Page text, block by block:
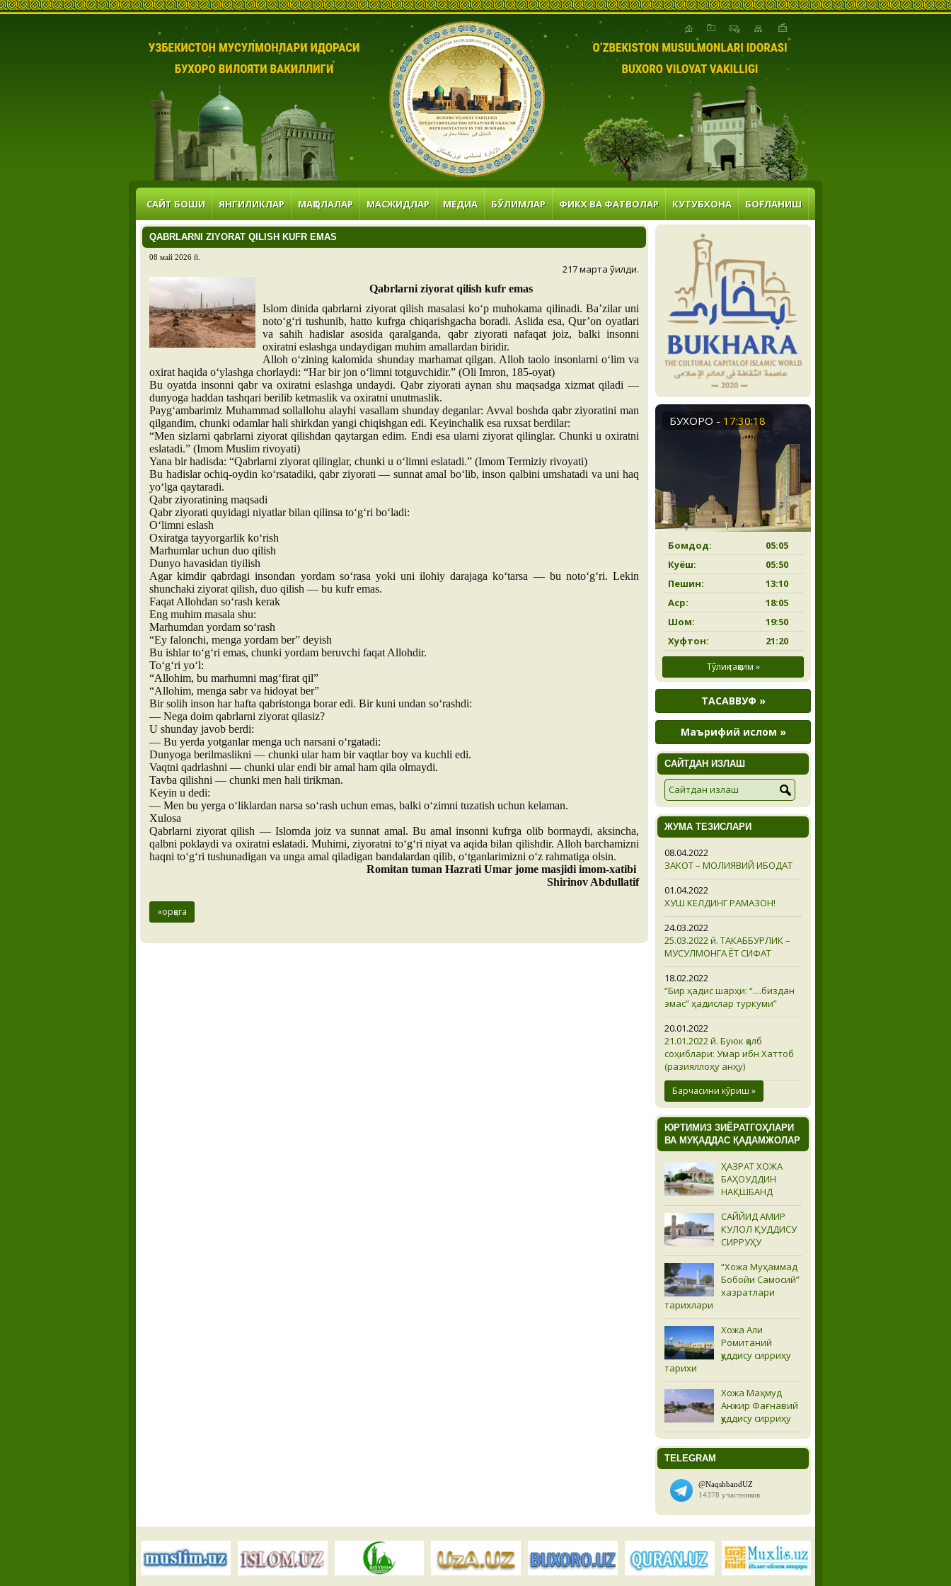
САЙТ БОШИ ЯНГИЛИКЛАР МАҚОЛАЛАР МАСЖИДЛАР МЕДИА БЎЛИМЛАР ФИКХ ВА ФАТВОЛАР КУТУБХОНА БОҒЛАНИШ
QABRLARNI ZIYORAT QILISH KUFR EMAS
08 май 2026 й.
217 марта ўқилди.
Qabrlarni ziyorat qilish kufr emas
Islom dinida qabrlarni ziyorat qilish masalasi ko‘p muhokama qilinadi. Ba’zilar uni
noto‘g‘ri tushunib, hatto kufrga chiqarishgacha boradi. Aslida esa, Qur’on oyatlari
va sahih hadislar asosida qaralganda, qabr ziyorati nafaqat joiz, balki insonni
oxiratni eslashga undaydigan muhim amallardan biridir.
Alloh o‘zining kalomida shunday marhamat qilgan. Alloh taolo insonlarni o‘lim va
oxirat haqida o‘ylashga chorlaydi: “Har bir jon o‘limni totguvchidir.” (Oli Imron, 185-oyat)
Bu oyatda insonni qabr va oxiratni eslashga undaydi. Qabr ziyorati aynan shu maqsadga xizmat qiladi —
dunyoga haddan tashqari berilib ketmaslik va oxiratni unutmaslik.
Payg‘ambarimiz Muhammad sollallohu alayhi vasallam shunday deganlar: Avval boshda qabr ziyoratini man
qilgandim, chunki odamlar hali shirkdan yangi chiqishgan edi. Keyinchalik esa ruxsat berdilar:
“Men sizlarni qabrlarni ziyorat qilishdan qaytargan edim. Endi esa ularni ziyorat qilinglar. Chunki u oxiratni
eslatadi.” (Imom Muslim rivoyati)
Yana bir hadisda: “Qabrlarni ziyorat qilinglar, chunki u o‘limni eslatadi.” (Imom Termiziy rivoyati)
Bu hadislar ochiq-oydin ko‘rsatadiki, qabr ziyorati — sunnat amal bo‘lib, inson qalbini umshatadi va uni haq
yo‘lga qaytaradi.
Qabr ziyoratining maqsadi
Qabr ziyorati quyidagi niyatlar bilan qilinsa to‘g‘ri bo‘ladi:
O‘limni eslash
Oxiratga tayyorgarlik ko‘rish
Marhumlar uchun duo qilish
Dunyo havasidan tiyilish
Agar kimdir qabrdagi insondan yordam so‘rasa yoki uni ilohiy darajaga ko‘tarsa — bu noto‘g‘ri. Lekin
shunchaki ziyorat qilish, duo qilish — bu kufr emas.
Faqat Allohdan so‘rash kerak
Eng muhim masala shu:
Marhumdan yordam so‘rash
“Ey falonchi, menga yordam ber” deyish
Bu ishlar to‘g‘ri emas, chunki yordam beruvchi faqat Allohdir.
To‘g‘ri yo‘l:
“Allohim, bu marhumni mag‘firat qil”
“Allohim, menga sabr va hidoyat ber”
Bir solih inson har hafta qabristonga borar edi. Bir kuni undan so‘rashdi:
— Nega doim qabrlarni ziyorat qilasiz?
U shunday javob berdi:
— Bu yerda yotganlar menga uch narsani o‘rgatadi:
Dunyoga berilmaslikni — chunki ular ham bir vaqtlar boy va kuchli edi.
Vaqtni qadrlashni — chunki ular endi bir amal ham qila olmaydi.
Tavba qilishni — chunki men hali tirikman.
Keyin u dedi:
— Men bu yerga o‘liklardan narsa so‘rash uchun emas, balki o‘zimni tuzatish uchun kelaman.
Xulosa
Qabrlarni ziyorat qilish — Islomda joiz va sunnat amal. Bu amal insonni kufrga olib bormaydi, aksincha,
qalbni poklaydi va oxiratni eslatadi. Muhimi, ziyoratni to‘g‘ri niyat va aqida bilan qilishdir. Alloh barchamizni
haqni to‘g‘ri tushunadigan va unga amal qiladigan bandalardan qilib, o‘tganlarimizni o‘z rahmatiga olsin.
Romitan tuman Hazrati Umar jome masjidi imom-xatibi
Shirinov Abdullatif
«орқага
БУХОРО - 17:30:18
Бомдод:
05:05
Куёш:
05:50
Пешин:
13:10
Аср:
18:05
Шом:
19:50
Хуфтон:
21:20
Тўлиқ тақвим »
ТАСАВВУФ »
Маърифий ислом »
САЙТДАН ИЗЛАШ
ЖУМА ТЕЗИСЛАРИ
08.04.2022
ЗАКОТ – МОЛИЯВИЙ ИБОДАТ
01.04.2022
ХУШ КЕЛДИНГ РАМАЗОН!
24.03.2022
25.03.2022 й. ТАКАББУРЛИК –
МУСУЛМОНГА ЁТ СИФАТ
18.02.2022
“Бир ҳадис шарҳи: “....биздан
эмас” ҳадислар туркуми”
20.01.2022
21.01.2022 й. Буюк қалб
соҳиблари: Умар ибн Хаттоб
(разияллоҳу анҳу)
Барчасини кўриш »
ЮРТИМИЗ ЗИЁРАТГОҲЛАРИ
ВА МУҚАДДАС ҚАДАМЖОЛАР
ҲАЗРАТ ХОЖА
БАҲОУДДИН
НАҚШБАНД
САЙЙИД АМИР
КУЛОЛ ҚУДДИСУ
СИРРУҲУ
“Хожа Муҳаммад
Бобойи Самосий”
хазратлари
тарихлари
Хожа Али
Ромитаний
қуддису сирриҳу
тарихи
Хожа Маҳмуд
Анжир Фағнавий
қуддису сирриҳу
TELEGRAM